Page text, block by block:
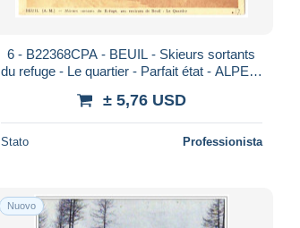
6 - B22368CPA - BEUIL - Skieurs sortants
du refuge - Le quartier - Parfait état - ALPES-
± 5,76 USD
Stato Professionista
Nuovo